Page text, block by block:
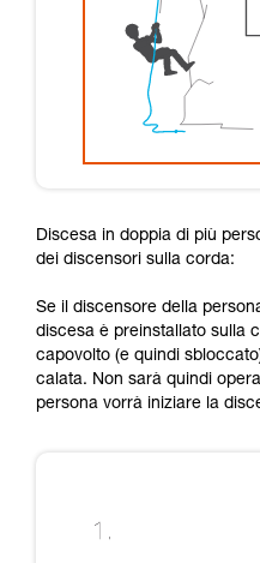
Discesa in doppia di più
dei discensori sulla corda:
Se il discensore della
discesa è preinstallato sulla
capovolto (e quindi
calata. Non sarà quindi
persona vorrà iniziare la